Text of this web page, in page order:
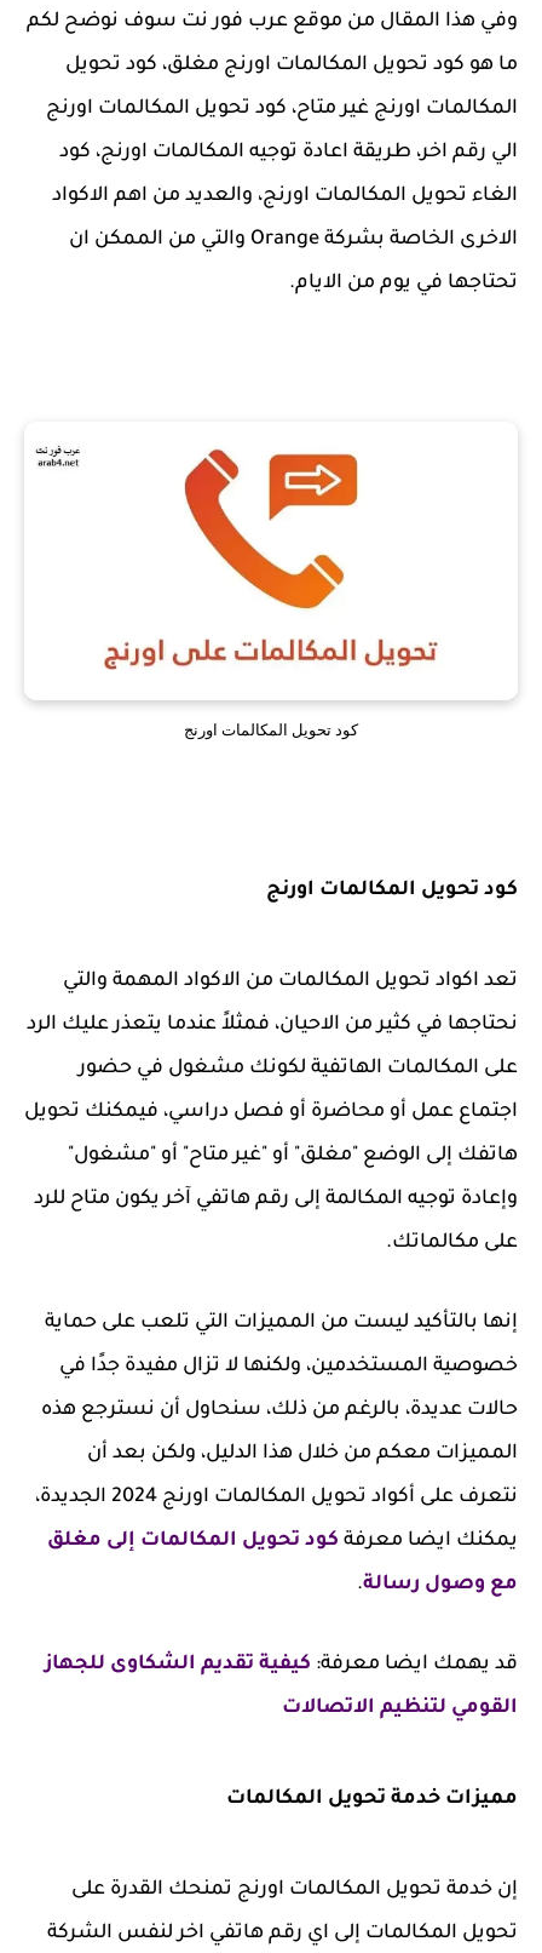
وفي هذا المقال من موقع عرب فور نت سوف نوضح لكم
ما هو كود تحويل المكالمات اورنج مغلق، كود تحويل
المكالمات اورنج غير متاح، كود تحويل المكالمات اورنج
الي رقم اخر، طريقة اعادة توجيه المكالمات اورنج، كود
الغاء تحويل المكالمات اورنج، والعديد من اهم الاكواد
الاخرى الخاصة بشركة Orange والتي من الممكن ان
تحتاجها في يوم من الايام.
كود تحويل المكالمات اورنج
كود تحويل المكالمات اورنج
تعد اكواد تحويل المكالمات من الاكواد المهمة والتي
نحتاجها في كثير من الاحيان، فمثلاً عندما يتعذر عليك الرد
على المكالمات الهاتفية لكونك مشغول في حضور
اجتماع عمل أو محاضرة أو فصل دراسي، فيمكنك تحويل
هاتفك إلى الوضع "مغلق" أو "غير متاح" أو "مشغول"
وإعادة توجيه المكالمة إلى رقم هاتفي آخر يكون متاح للرد
على مكالماتك.
إنها بالتأكيد ليست من المميزات التي تلعب على حماية
خصوصية المستخدمين، ولكنها لا تزال مفيدة جدًا في
حالات عديدة، بالرغم من ذلك، سنحاول أن نسترجع هذه
المميزات معكم من خلال هذا الدليل، ولكن بعد أن
نتعرف على أكواد تحويل المكالمات اورنج 2024 الجديدة،
يمكنك ايضا معرفة كود تحويل المكالمات إلى مغلق
مع وصول رسالة.
قد يهمك ايضا معرفة: كيفية تقديم الشكاوى للجهاز
القومي لتنظيم الاتصالات
مميزات خدمة تحويل المكالمات
إن خدمة تحويل المكالمات اورنج تمنحك القدرة على
تحويل المكالمات إلى اي رقم هاتفي اخر لنفس الشركة